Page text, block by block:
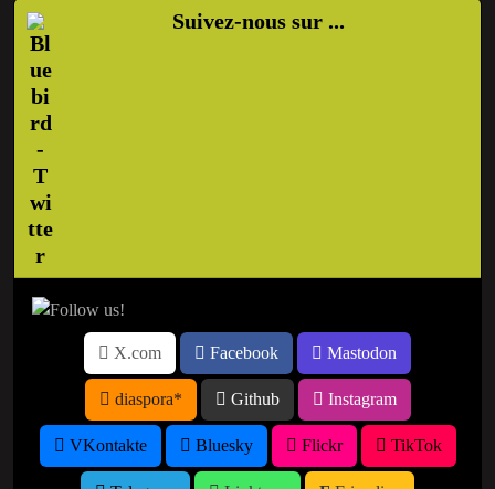
Suivez-nous sur ...
X.com Facebook Mastodon
diaspora* Github Instagram
VKontakte Bluesky Flickr TikTok